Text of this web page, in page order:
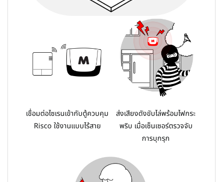
เชื่อมต่อไซเรนเข้ากับตู้ควบคุม
Risco ใช้งานแบบไร้สาย
ส่งเสียงดังขับไล่พร้อมไฟกระ
พริบ เมื่อเซ็นเซอร์ตรวจจับ
การบุกรุก